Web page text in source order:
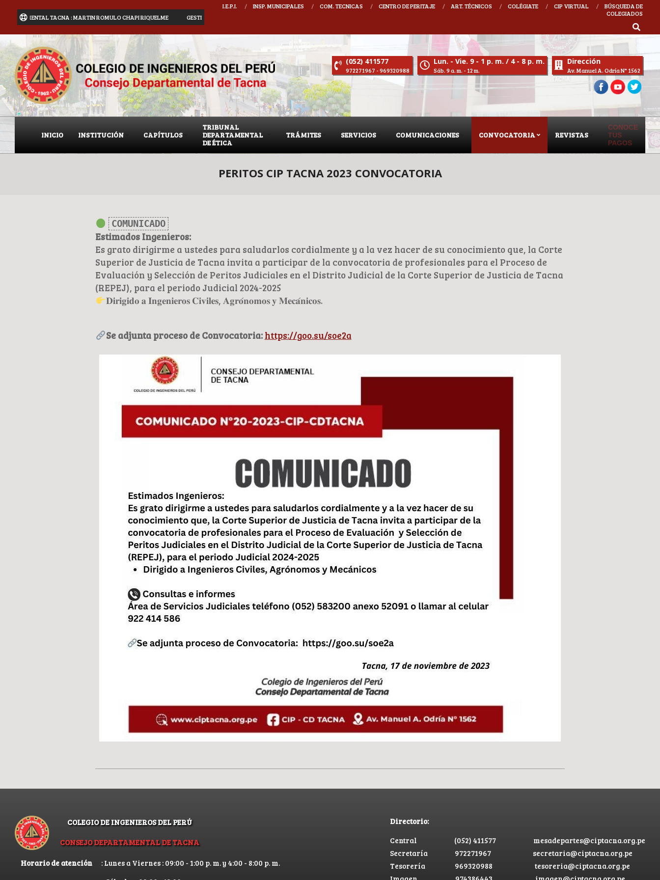
TACNA : MARTIN ROMULO CHAPI RIQUELME GESTIÓN 2025 - 2027 DECANO CIP CONSEJO DEPARTAMENTAL TACNA : MARTIN ROMULO CHAPI RIQUELME
I.E.P.I. INSP. MUNICIPALES COM. TECNICAS CENTRO DE PERITAJE ART. TÉCNICOS COLÉGIATE CIP VIRTUAL
BÚSQUEDA DE
COLEGIADOS
(052) 411577
972271967 - 969320988
Lun. - Vie. 9 - 1 p. m. / 4 - 8 p. m.
Sáb. 9 a. m. - 12 m.
Dirección
Av. Manuel A. Odría N° 1562
INICIO INSTITUCIÓN CAPÍTULOS
TRIBUNAL
DEPARTAMENTAL
DE ÉTICA
TRÁMITES SERVICIOS COMUNICACIONES CONVOCATORIA REVISTAS
CONOCE
TUS
PAGOS
PERITOS CIP TACNA 2023 CONVOCATORIA
COMUNICADO
Estimados Ingenieros:
Es grato dirigirme a ustedes para saludarlos cordialmente y a la vez hacer de su conocimiento que, la Corte
Superior de Justicia de Tacna invita a participar de la convocatoria de profesionales para el Proceso de
Evaluación y Selección de Peritos Judiciales en el Distrito Judicial de la Corte Superior de Justicia de Tacna
(REPEJ), para el periodo Judicial 2024-2025
𝐃𝐢𝐫𝐢𝐠𝐢𝐝𝐨 𝐚 𝐈𝐧𝐠𝐞𝐧𝐢𝐞𝐫𝐨𝐬 𝐂𝐢𝐯𝐢𝐥𝐞𝐬, 𝐀𝐠𝐫𝐨́𝐧𝐨𝐦𝐨𝐬 𝐲 𝐌𝐞𝐜𝐚́𝐧𝐢𝐜𝐨𝐬.
Se adjunta proceso de Convocatoria: https://goo.su/soe2a
COLEGIO DE INGENIEROS DEL PERÚ
CONSEJO DEPARTAMENTAL DE TACNA
Horario de atención
: Lunes a Viernes : 09:00 - 1:00 p. m. y 4:00 - 8:00 p. m.
Directorio:
Central
(052) 411577
mesadepartes@ciptacna.org.pe
Secretaría
972271967
secretaria@ciptacna.org.pe
Tesorería
969320988
tesoreria@ciptacna.org.pe